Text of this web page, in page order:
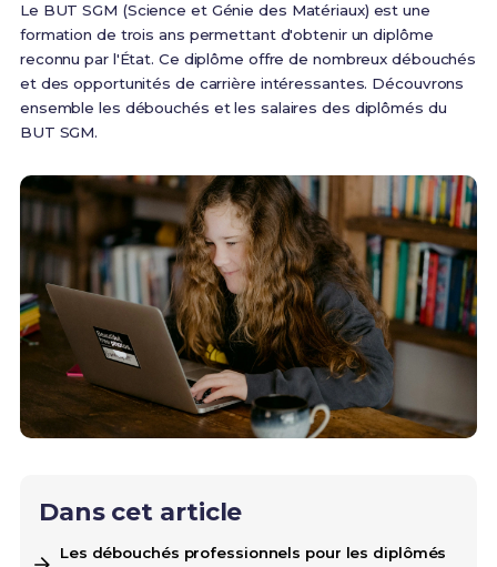
Le BUT SGM (Science et Génie des Matériaux) est une
formation de trois ans permettant d'obtenir un diplôme
reconnu par l'État. Ce diplôme offre de nombreux débouchés
et des opportunités de carrière intéressantes. Découvrons
ensemble les débouchés et les salaires des diplômés du
BUT SGM.
Dans cet article
Les débouchés professionnels pour les diplômés